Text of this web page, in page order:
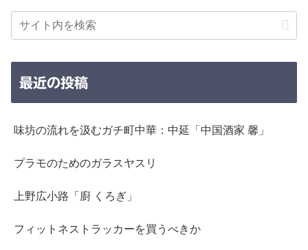
最近の投稿
味坊の流れを汲むガチ町中華：中延「中国酒家 馨」
プラモのためのガラスヤスリ
上野広小路「廚 くろぎ」
フィットネストラッカーを買うべきか